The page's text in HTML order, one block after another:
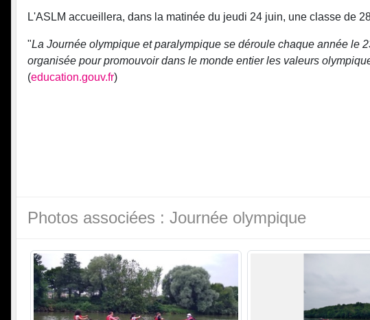
L'ASLM accueillera, dans la matinée du jeudi 24 juin, une classe de
"La Journée olympique et paralympique se déroule chaque année le
organisée pour promouvoir dans le monde entier les valeurs
(education.gouv.fr)
Photos associées : Journée olympique